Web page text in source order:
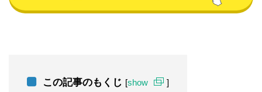
この記事のもくじ [show ]